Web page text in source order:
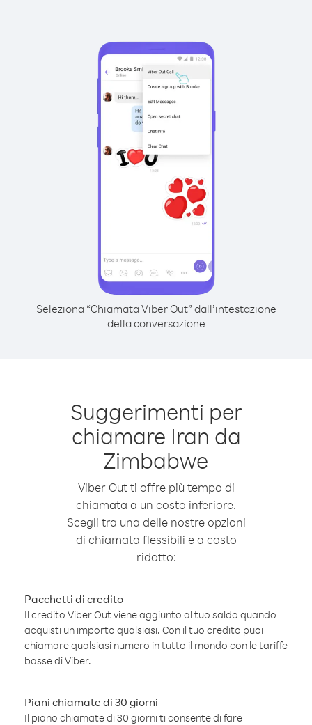
Seleziona “Chiamata Viber Out” dall’intestazione
della conversazione
Suggerimenti per
chiamare Iran da
Zimbabwe
Viber Out ti offre più tempo di
chiamata a un costo inferiore.
Scegli tra una delle nostre opzioni
di chiamata flessibili e a costo
ridotto:
Pacchetti di credito
Il credito Viber Out viene aggiunto al tuo saldo quando
acquisti un importo qualsiasi. Con il tuo credito puoi
chiamare qualsiasi numero in tutto il mondo con le tariffe
basse di Viber.
Piani chiamate di 30 giorni
Il piano chiamate di 30 giorni ti consente di fare